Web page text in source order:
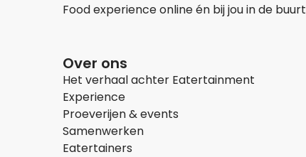
Food experience online én bij jou in de buurt
Over ons
Het verhaal achter Eatertainment
Experience
Proeverijen & events
Samenwerken
Eatertainers